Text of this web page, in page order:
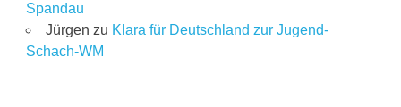
Spandau
Jürgen zu Klara für Deutschland zur Jugend-
Schach-WM